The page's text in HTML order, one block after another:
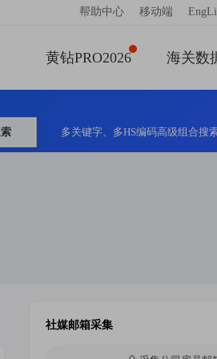
帮助中心 移动端
黄钻PRO2026 海关数
多关键字、多HS编码高级组合搜
社媒邮箱采集